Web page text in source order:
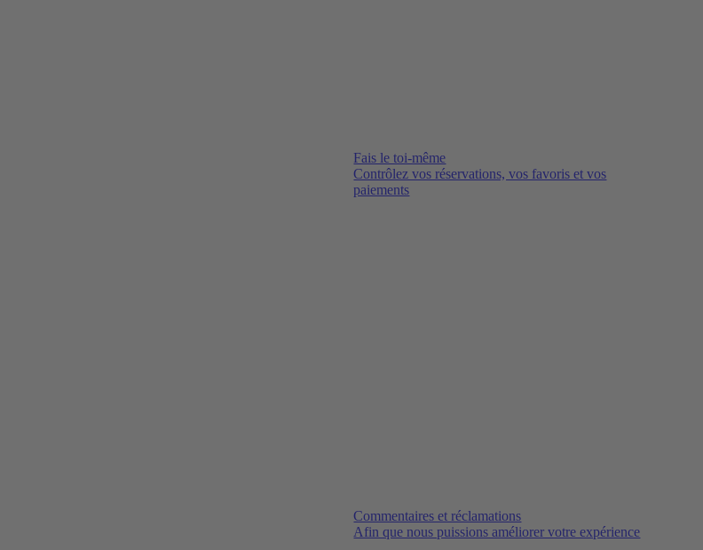
Fais le toi-même
Contrôlez vos réservations, vos favoris et vos
paiements
Commentaires et réclamations
Afin que nous puissions améliorer votre expérience